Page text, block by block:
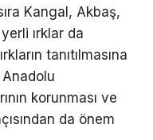
Kangal, Akbaş,
ırklar da
tanıtılmasına
Anadolu
korunması ve
da önem